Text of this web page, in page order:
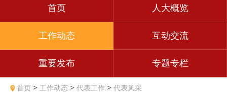
首页 人大概览
工作动态 互动交流
重要发布 专题专栏
首页 > 工作动态 > 代表工作 > 代表风采